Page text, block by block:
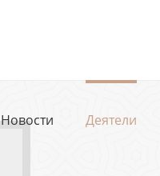
Новости Деятели